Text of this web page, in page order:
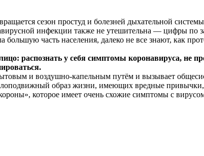
сезон простуд и болезней дыхательной
инфекции также не утешительна — цифры по
большую часть населения, далеко не все знают, как
распознать у себя симптомы коронавируса, не
и воздушно-капельным путём и вызывает
образ жизни, имеющих вредные
которое имеет очень схожие симптомы с